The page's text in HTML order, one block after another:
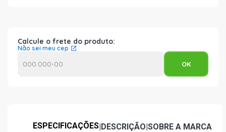
Calcule o frete do produto:
Não sei meu cep
ESPECIFICAÇÕES|DESCRIÇÃO|SOBRE A MARCA